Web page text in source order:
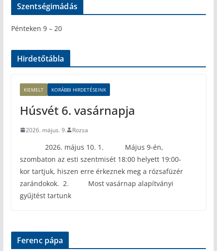
Szentségimádás
Pénteken 9 – 20
Hirdetőtábla
KIEMELT KORÁBBI HIRDETÉSEINK
Húsvét 6. vasárnapja
2026. május. 9. Rozsa
2026. május 10. 1. Május 9-én,
szombaton az esti szentmisét 18:00 helyett 19:00-
kor tartjuk, hiszen erre érkeznek meg a rózsafüzér
zarándokok. 2. Most vasárnap alapítványi
gyűjtést tartunk
Ferenc pápa